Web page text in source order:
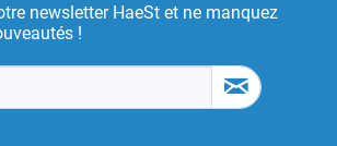
newsletter HaeSt et ne manquez
!